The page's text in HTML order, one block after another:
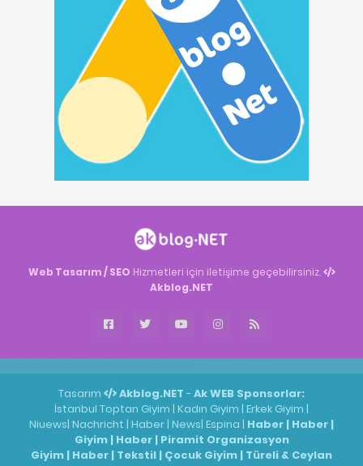
Web Tasarım / SEO Hizmetleri için iletişime geçebilirsiniz.
Akblog.NET
Tasarım Akblog.NET - Ak WEB Sponsorlar:
İstanbul Toptan Giyim | Kadın Giyim | Erkek Giyim |
Niuews| Nachricht | Haber | News| Espina | Haber | Haber |
Giyim| Haber| Piramit Organizasyon
Giyim | Haber | Tekstil | Çocuk Giyim | Türeli & Ceylan